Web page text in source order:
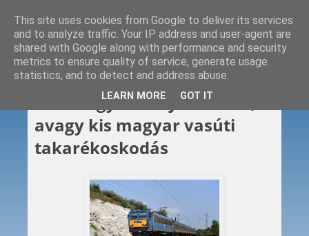
2014. 12. 10.
A vasútgyilkos újra támad,
avagy kis magyar vasúti
takarékoskodás
This site uses cookies from Google to deliver its services
and to analyze traffic. Your IP address and user-agent are
shared with Google along with performance and security
metrics to ensure quality of service, generate usage
statistics, and to detect and address abuse.
LEARN MORE GOT IT